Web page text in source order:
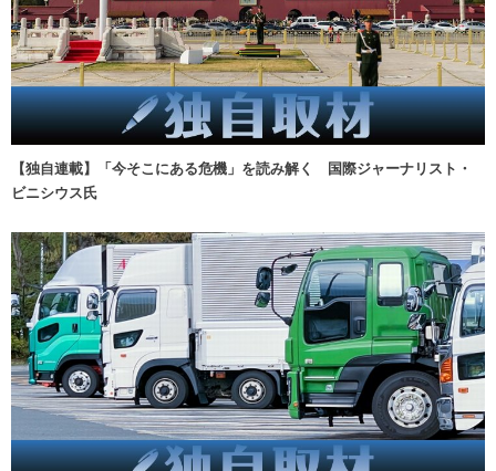
【独自連載】「今そこにある危機」を読み解く 国際ジャーナリスト・
ビニシウス氏